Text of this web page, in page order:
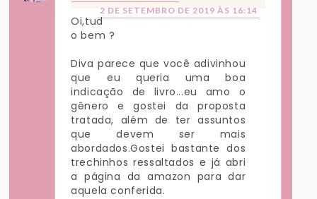
2 DE SETEMBRO DE 2019 ÀS 16:14
Oi,tud
o bem ?
Diva parece que você adivinhou
que eu queria uma boa
indicação de livro...eu amo o
gênero e gostei da proposta
tratada, além de ter assuntos
que devem ser mais
abordados.Gostei bastante dos
trechinhos ressaltados e já abri
a página da amazon para dar
aquela conferida.